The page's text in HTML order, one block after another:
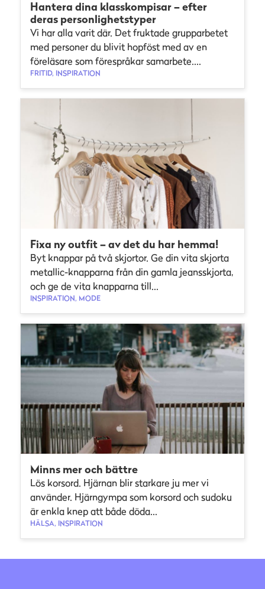
Hantera dina klasskompisar – efter
deras personlighetstyper
Vi har alla varit där. Det fruktade grupparbetet
med personer du blivit hopföst med av en
föreläsare som förespråkar samarbete....
FRITID, INSPIRATION
Fixa ny outfit – av det du har hemma!
Byt knappar på två skjortor. Ge din vita skjorta
metallic-knapparna från din gamla jeansskjorta,
och ge de vita knapparna till...
INSPIRATION, MODE
Minns mer och bättre
Lös korsord. Hjärnan blir starkare ju mer vi
använder. Hjärngympa som korsord och sudoku
är enkla knep att både döda...
HÄLSA, INSPIRATION